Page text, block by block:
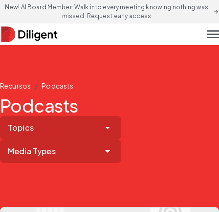
New! AI Board Member: Walk into every meeting knowing nothing was
missed. Request early access
arrow_forward
Recursos / Podcasts
Podcasts
Topics
Media Types